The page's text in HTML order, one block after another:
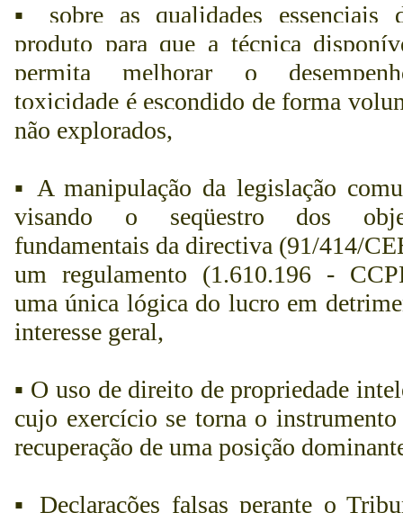
▪ sobre as qualidades essenciais
produto para que a técnica
permita melhorar o
toxicidade é escondido de forma
não explorados,
▪ A manipulação da legislação
visando o seqüestro dos
fundamentais da directiva (91/414/
um regulamento (1.610.196 -
uma única lógica do lucro em
interesse geral,
▪ O uso de direito de propriedade
cujo exercício se torna o instrumento
recuperação de uma posição
▪ Declarações falsas perante o